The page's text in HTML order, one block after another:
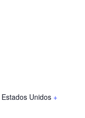
Estados Unidos +